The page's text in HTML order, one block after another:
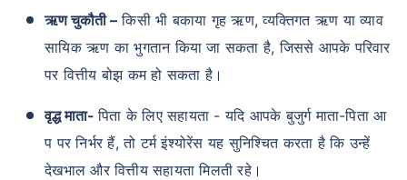
ऋण चुकौती – किसी भी बकाया गृह ऋण, व्यक्तिगत ऋण या व्याव
सायिक ऋण का भुगतान किया जा सकता है, जिससे आपके परिवार
पर वित्तीय बोझ कम हो सकता है।
वृद्ध माता-पिता के लिए सहायता - यदि आपके बुजुर्ग माता-पिता आ
प पर निर्भर हैं, तो टर्म इंश्योरेंस यह सुनिश्चित करता है कि उन्हें
देखभाल और वित्तीय सहायता मिलती रहे।